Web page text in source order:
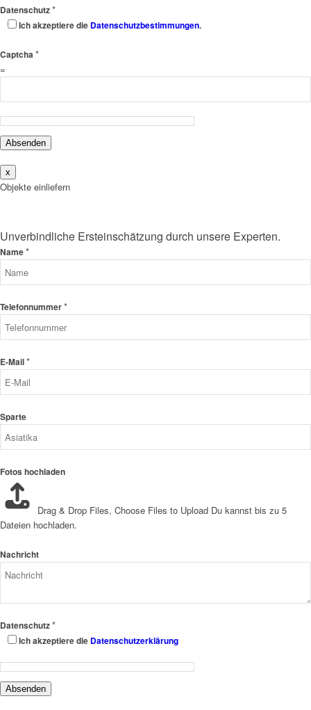
Datenschutz*
Ich akzeptiere die Datenschutzbestimmungen.
Captcha *
=
Absenden
x
Objekte einliefern
Unverbindliche Ersteinschätzung durch unsere Experten.
Name*
Telefonnummer*
E-Mail*
Sparte
Fotos hochladen
Drag & Drop Files, Choose Files to Upload Du kannst bis zu 5
Dateien hochladen.
Nachricht
Datenschutz*
Ich akzeptiere die Datenschutzerklärung
Absenden